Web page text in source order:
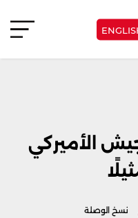
الأميركي
نسخ الوصلة